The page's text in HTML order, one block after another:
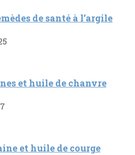
de santé à l’argile
et huile de chanvre
et huile de courge